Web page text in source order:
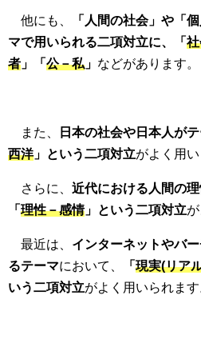
他にも、
「人間の社会」や「
マで用いられる二項対立に、「
者 」「 公－私 」 などがあります。
また、 日本の社会や日本人が
西洋」という二項対立がよく用い
さらに、 近代における人間の
「 理性－感情」という二項対立
最近は、 インターネットやバ
るテーマにおいて、 「 現実(リア
いう二項対立がよく用いられます